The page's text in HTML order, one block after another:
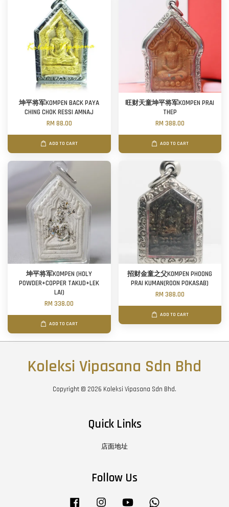
坤平将军KOMPEN BACK PAYA
CHING CHOK RESSI AMNAJ
RM 88.00
ADD TO CART
旺财天童坤平将军KOMPEN PRAI
THEP
RM 388.00
ADD TO CART
坤平将军KOMPEN (HOLY
POWDER+COPPER TAKUD+LEK
LAI)
RM 338.00
ADD TO CART
招财金童之父KOMPEN PHOONG
PRAI KUMAN(ROON POKASAB)
RM 388.00
ADD TO CART
Koleksi Vipasana Sdn Bhd
Copyright © 2026 Koleksi Vipasana Sdn Bhd.
Quick Links
店面地址
Follow Us
Facebook Instagram YouTube